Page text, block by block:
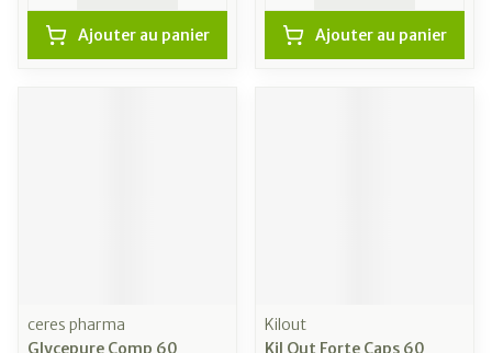
Ajouter au panier Ajouter au panier
ceres pharma
Glycepure Comp 60
Kilout
Kil Out Forte Caps 60